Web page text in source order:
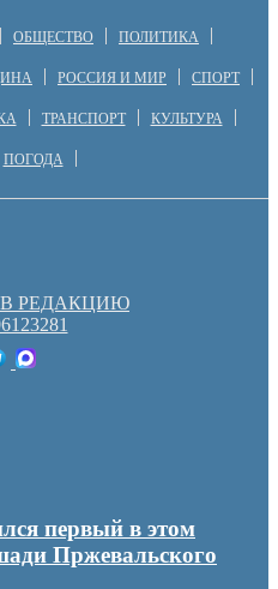
ОБЩЕСТВО ПОЛИТИКА
РОССИЯ И МИР СПОРТ
ТРАНСПОРТ КУЛЬТУРА
ПОГОДА
РЕДАКЦИЮ
первый в этом
Пржевальского